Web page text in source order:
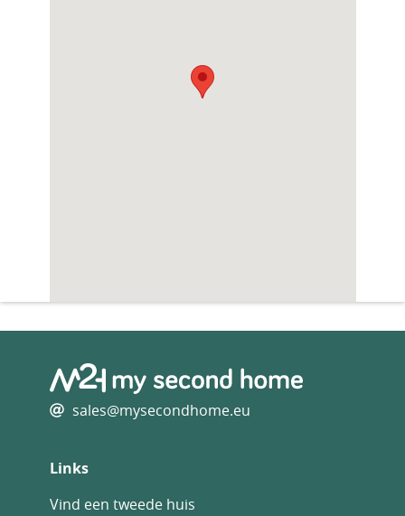
sales@mysecondhome.eu
Links
Vind een tweede huis